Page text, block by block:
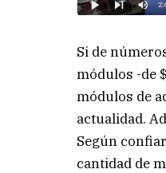
Si de
módulos -de
módulos de
actualidad.
Según
cantidad de